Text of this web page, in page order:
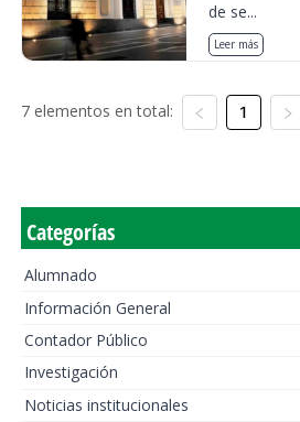
de se...
Leer más
7 elementos en total: 1
Categorías
Alumnado
Información General
Contador Público
Investigación
Noticias institucionales